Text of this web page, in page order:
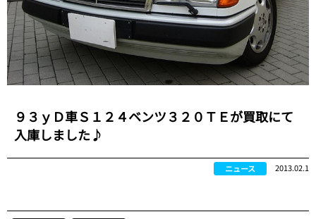
９３ｙＤ車Ｓ１２４ベンツ３２０ＴＥが買取にて
入庫しました♪
ニュース 2013.02.1